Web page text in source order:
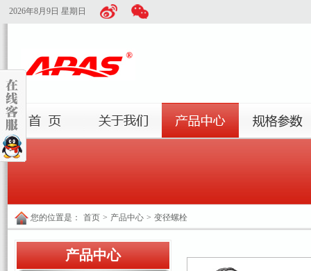
2026年8月9日 星期日
您的位置是： 首页 > 产品中心 > 变径螺栓
产品中心